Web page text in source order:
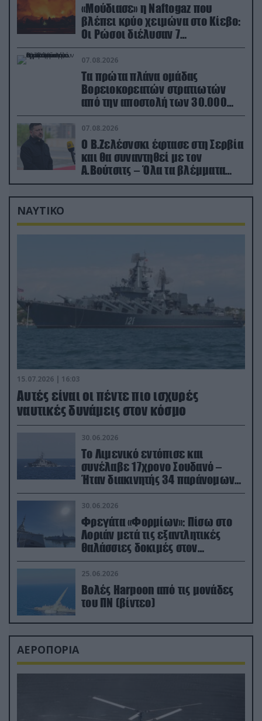
«Μούδιασε» η Naftogaz που
βλέπει κρύο χειμώνα στο Κίεβο:
Οι Ρώσοι διέλυσαν 7
εγκαταστάσεις του ουκρανικού
κολοσσού!
07.08.2026
Τα πρώτα πλάνα ομάδας
Βορειοκορεατών στρατιωτών
από την αποστολή των 30.000
που έφτασαν στη Ρωσία (βίντεο)
07.08.2026
Ο Β.Ζελέσνσκι έφτασε στη Σερβία
και θα συναντηθεί με τον
Α.Βούτσιτς – Όλα τα βλέμματα
στις σχέσεις με τη Ρωσία
ΝΑΥΤΙΚΟ
15.07.2026 | 16:03
Aυτές είναι οι πέντε πιο ισχυρές
ναυτικές δυνάμεις στον κόσμο
30.06.2026
Το Λιμενικό εντόπισε και
συνέλαβε 17χρονο Σουδανό –
Ήταν διακινητής 34 παράνομων
μεταναστών
30.06.2026
Φρεγάτα «Φορμίων»: Πίσω στο
Λοριάν μετά τις εξαντλητικές
θαλάσσιες δοκιμές στον
απαιτητικό Βισκαϊκό
25.06.2026
Βολές Harpoon από τις μονάδες
του ΠΝ (βίντεο)
ΑΕΡΟΠΟΡΙΑ